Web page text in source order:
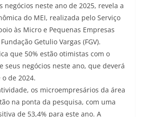
negócios neste ano de 2025, revela a
do MEI, realizada pelo Serviço
às Micro e Pequenas Empresas
Getulio Vargas (FGV).
que 50% estão otimistas com o
seus negócios neste ano, que deverá
de 2024.
os microempresários da área
na ponta da pesquisa, com uma
de 53,4% para este ano. A